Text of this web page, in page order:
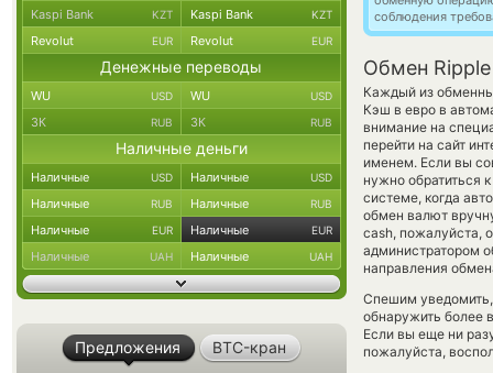
соблюдения
Обмен
Каждый из
Кэш в евро в
внимание на
перейти на сайт
именем. Если вы
нужно обратиться
системе, когда
обмен валют
cash, пожалуйста,
администратором
направления
Спешим
обнаружить более
Если вы еще ни
пожалуйста,
Kaspi Bank KZT Kaspi Bank KZT
Revolut EUR Revolut EUR
Денежные переводы
WU USD WU USD
ЗК RUB ЗК RUB
Наличные деньги
Наличные USD Наличные USD
Наличные RUB Наличные RUB
Наличные EUR Наличные EUR
Наличные UAH Наличные UAH
Предложения BTC-кран